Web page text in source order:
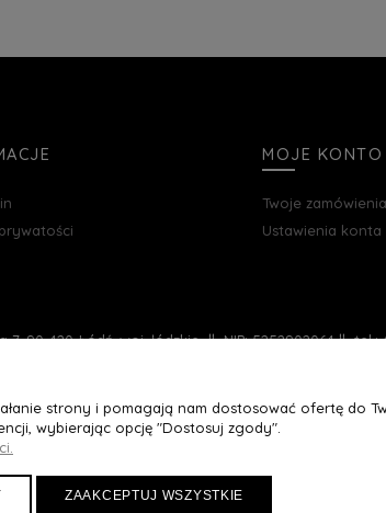
MOJE KONTO
Twoje zamówienia
Ustawienia konta
90-420 Łódź, woj. łódzkie || NIP: 5252902064 || tel.:
MaxsoteRocoto Theme. All rights
strony i pomagają nam dostosować ofertę do
wybierając opcję "Dostosuj zgody".
ZAAKCEPTUJ WSZYSTKIE